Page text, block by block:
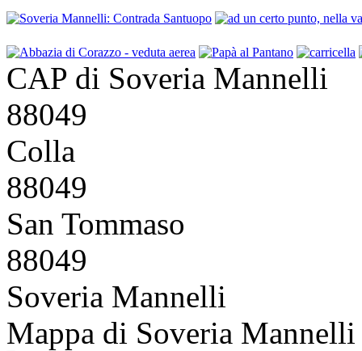
CAP di Soveria Mannelli
88049
Colla
88049
San Tommaso
88049
Soveria Mannelli
Mappa di Soveria Mannelli